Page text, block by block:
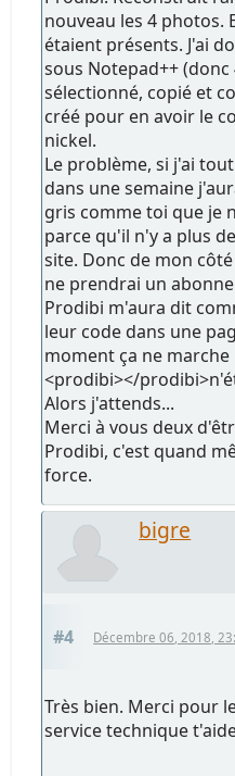
nouveau les 4 photos.
étaient présents. J'ai
sous Notepad++
sélectionné, copié et
créé pour en avoir le
nickel.
Le problème, si j'ai
dans une semaine
gris comme toi que je
parce qu'il n'y a plus
site. Donc de mon
ne prendrai un
Prodibi m'aura dit
leur code dans une
moment ça ne marche
<prodibi></
Alors j'attends...
Merci à vous deux
Prodibi, c'est quand
force.
bigre
#4 Décembre 06, 2018,
Très bien. Merci pour
service technique